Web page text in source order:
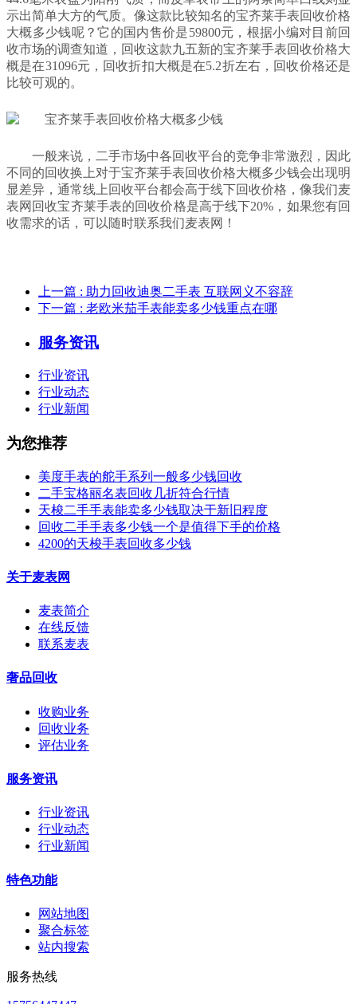
示出简单大方的气质。像这款比较知名的宝齐莱手表回收价格
大概多少钱呢？它的国内售价是59800元，根据小编对目前回
收市场的调查知道，回收这款九五新的宝齐莱手表回收价格大
概是在31096元，回收折扣大概是在5.2折左右，回收价格还是
比较可观的。
一般来说，二手市场中各回收平台的竞争非常激烈，因此
不同的回收换上对于宝齐莱手表回收价格大概多少钱会出现明
显差异，通常线上回收平台都会高于线下回收价格，像我们麦
表网回收宝齐莱手表的回收价格是高于线下20%，如果您有回
收需求的话，可以随时联系我们麦表网！
上一篇 : 助力回收迪奥二手表 互联网义不容辞
下一篇 : 老欧米茄手表能卖多少钱重点在哪
服务资讯
行业资讯
行业动态
行业新闻
为您推荐
美度手表的舵手系列一般多少钱回收
二手宝格丽名表回收几折符合行情
天梭二手手表能卖多少钱取决于新旧程度
回收二手手表多少钱一个是值得下手的价格
4200的天梭手表回收多少钱
关于麦表网
麦表简介
在线反馈
联系麦表
奢品回收
收购业务
回收业务
评估业务
服务资讯
行业资讯
行业动态
行业新闻
特色功能
网站地图
聚合标签
站内搜索
服务热线